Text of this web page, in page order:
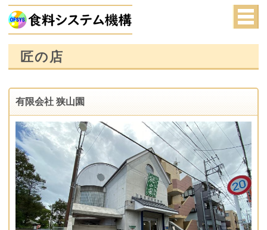
匠の店
有限会社 狭山園